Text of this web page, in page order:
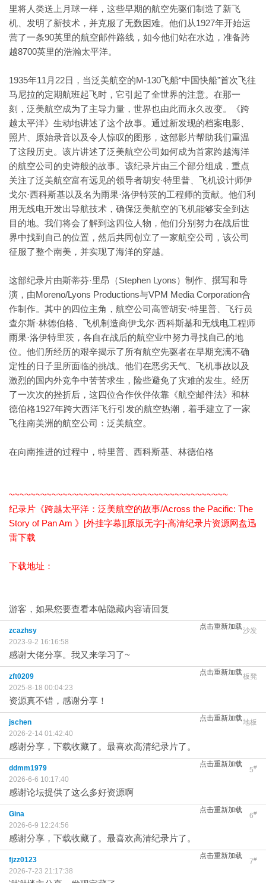
里将人类送上月球一样，这些早期的航空先驱们制造了新飞
机、发明了新技术，并克服了无数困难。他们从1927年开始运
营了一条90英里的航空邮件路线，如今他们站在水边，准备跨
越8700英里的浩瀚太平洋。
1935年11月22日，当泛美航空的M-130飞船“中国快船”首次飞往
马尼拉的定期航班起飞时，它引起了全世界的注意。在那一
刻，泛美航空成为了主导力量，世界也由此而永久改变。《跨
越太平洋》生动地讲述了这个故事。通过新发现的档案电影、
照片、原始录音以及令人惊叹的图形，这部影片帮助我们重温
了这段历史。该片讲述了泛美航空公司如何成为首家跨越海洋
的航空公司的史诗般的故事。该纪录片由三个部分组成，重点
关注了泛美航空富有远见的领导者胡安·特里普、飞机设计师伊
戈尔·西科斯基以及名为雨果·洛伊特茨的工程师的贡献。他们利
用无线电开发出导航技术，确保泛美航空的飞机能够安全到达
目的地。我们将会了解到这四位人物，他们分别努力在战后世
界中找到自己的位置，然后共同创立了一家航空公司，该公司
征服了整个南美，并实现了海洋的穿越。
这部纪录片由斯蒂芬·里昂（Stephen Lyons）制作、撰写和导
演，由Moreno/Lyons Productions与VPM Media Corporation合
作制作。其中的四位主角，航空公司高管胡安·特里普、飞行员
查尔斯·林德伯格、飞机制造商伊戈尔·西科斯基和无线电工程师
雨果·洛伊特里茨，各自在战后的航空业中努力寻找自己的地
位。他们所经历的艰辛揭示了所有航空先驱者在早期充满不确
定性的日子里所面临的挑战。他们在恶劣天气、飞机事故以及
激烈的国内外竞争中苦苦求生，险些避免了灾难的发生。经历
了一次次的挫折后，这四位合作伙伴依靠《航空邮件法》和林
德伯格1927年跨大西洋飞行引发的航空热潮，着手建立了一家
飞往南美洲的航空公司：泛美航空。
在向南推进的过程中，特里普、西科斯基、林德伯格
~~~~~~~~~~~~~~~~~~~~~~~~~~~~~~~~~~~~~~~~~
纪录片《跨越太平洋：泛美航空的故事/Across the Pacific: The
Story of Pan Am 》[外挂字幕][原版无字]-高清纪录片资源网盘迅
雷下载
下载地址：
游客，如果您要查看本帖隐藏内容请回复
点击重新加载沙发
zcazhsy
2023-9-2 16:16:58
感谢大佬分享。我又来学习了~
点击重新加载板凳
zft0209
2025-8-18 00:04:23
资源真不错，感谢分享！
点击重新加载地板
jschen
2026-2-14 01:42:40
感谢分享，下载收藏了。最喜欢高清纪录片了。
点击重新加载
5#
ddmm1979
2026-6-6 10:17:40
感谢论坛提供了这么多好资源啊
点击重新加载
6#
Gina
2026-6-9 12:24:56
感谢分享，下载收藏了。最喜欢高清纪录片了。
点击重新加载
7#
fjzz0123
2026-7-23 21:17:38